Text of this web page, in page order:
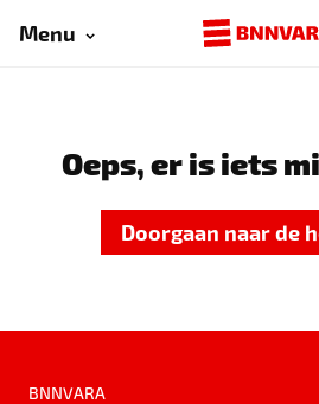
Menu
Oeps, er is iets
Doorgaan naar de
BNNVARA